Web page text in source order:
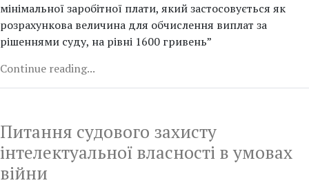
мінімальної заробітної плати, який застосовується як
розрахункова величина для обчислення виплат за
рішеннями суду, на рівні 1600 гривень”
Continue reading...
Питання судового захисту
інтелектуальної власності в умовах
війни